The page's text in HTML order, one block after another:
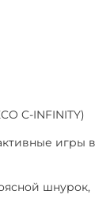
C-INFINITY)
игры в
шнурок,